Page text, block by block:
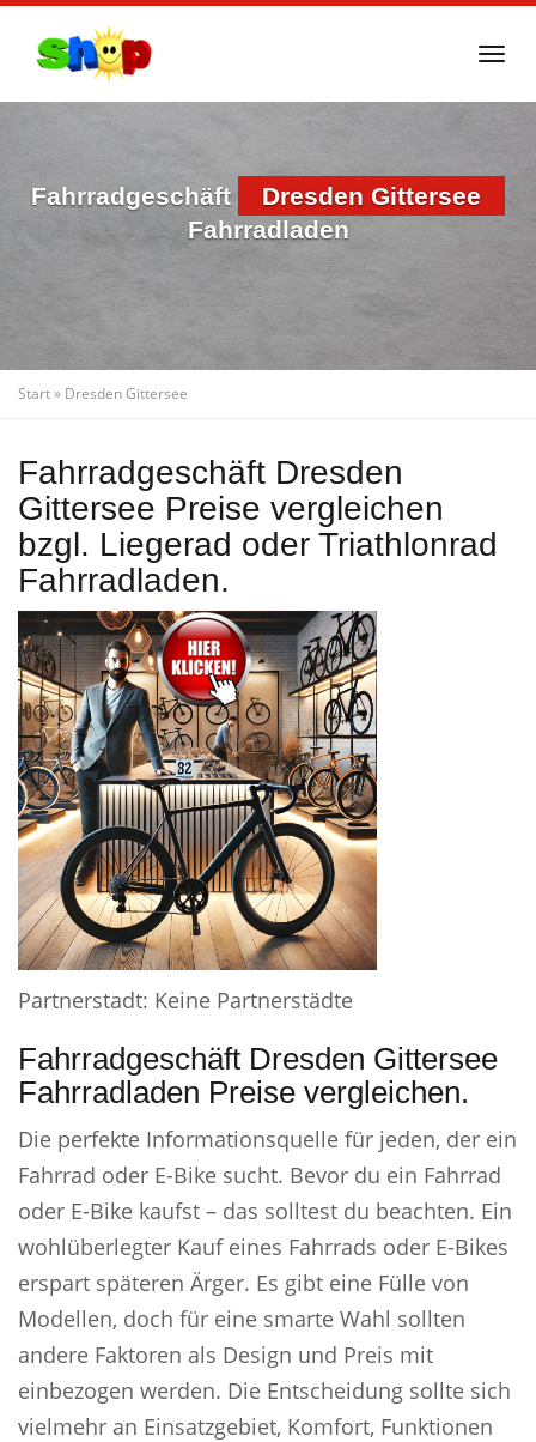
Fahrradgeschäft
Dresden Gittersee
Fahrradladen
Start» Dresden Gittersee
Fahrradgeschäft Dresden
Gittersee Preise vergleichen
bzgl. Liegerad oder Triathlonrad
Fahrradladen.
Partnerstadt: Keine Partnerstädte
Fahrradgeschäft Dresden Gittersee
Fahrradladen Preise vergleichen.
Die perfekte Informationsquelle für jeden, der ein
Fahrrad oder E-Bike sucht. Bevor du ein Fahrrad
oder E-Bike kaufst – das solltest du beachten. Ein
wohlüberlegter Kauf eines Fahrrads oder E-Bikes
erspart späteren Ärger. Es gibt eine Fülle von
Modellen, doch für eine smarte Wahl sollten
andere Faktoren als Design und Preis mit
einbezogen werden. Die Entscheidung sollte sich
vielmehr an Einsatzgebiet, Komfort, Funktionen